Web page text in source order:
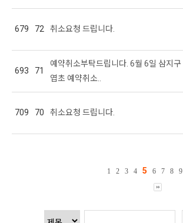
679 72 취소요청 드립니다.
693 71
예약취소부탁드립니다. 6월 6일 삼지구
엽초 예약취소..
709 70 취소요청 드립니다.
1 2 3 4 5 6 7 8 9